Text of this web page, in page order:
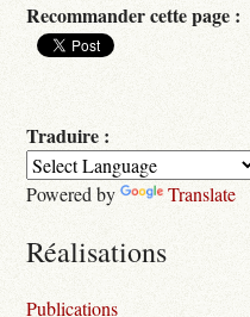
Recommander cette page :
Traduire :
Powered by Translate
Réalisations
Publications